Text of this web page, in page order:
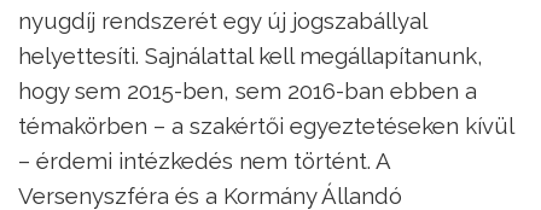
nyugdíj rendszerét egy új jogszabállyal
helyettesíti. Sajnálattal kell megállapítanunk,
hogy sem 2015-ben, sem 2016-ban ebben a
témakörben – a szakértői egyeztetéseken kívül
– érdemi intézkedés nem történt. A
Versenyszféra és a Kormány Állandó